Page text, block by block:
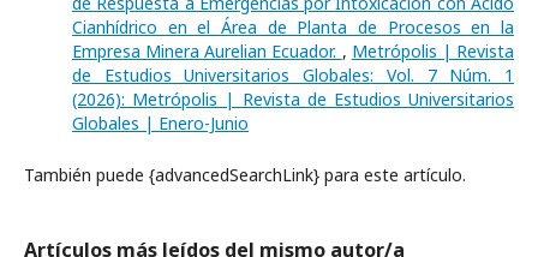
Cianhídrico en el Área de Planta de Procesos en la
Empresa Minera Aurelian Ecuador. , Metrópolis | Revista
de Estudios Universitarios Globales: Vol. 7 Núm. 1
(2026): Metrópolis | Revista de Estudios Universitarios
Globales | Enero-Junio
También puede {advancedSearchLink} para este artículo.
Artículos más leídos del mismo autor/a